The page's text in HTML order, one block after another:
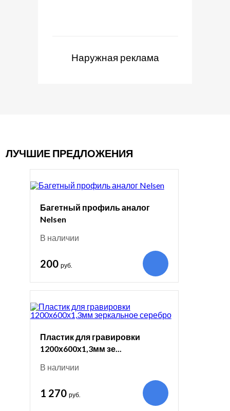
Наружная реклама
ЛУЧШИЕ ПРЕДЛОЖЕНИЯ
Багетный профиль аналог
Nelsen
В наличии
200 руб.
Пластик для гравировки
1200х600х1,3мм зе...
В наличии
1 270 руб.